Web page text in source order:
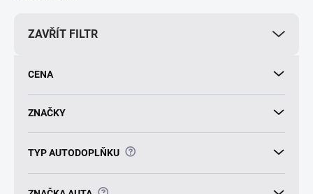
ZAVŘÍT FILTR
CENA
ZNAČKY
TYP AUTODOPLŇKU ?